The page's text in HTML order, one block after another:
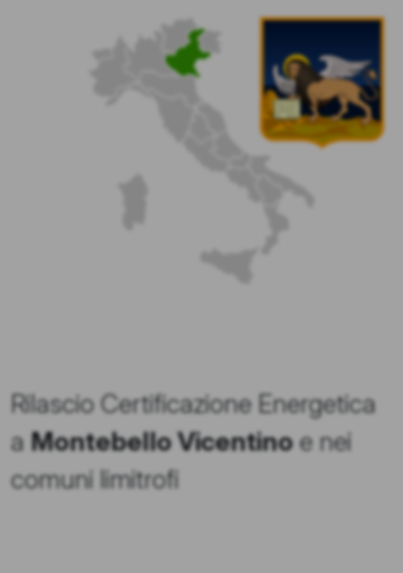
Rilascio Certificazione Energetica
a Montebello Vicentinoe nei
comuni limitrofi